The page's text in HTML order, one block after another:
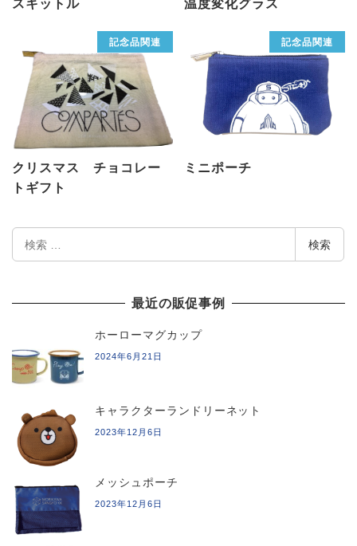
スキットル 温度変化グラス
記念品関連
クリスマス チョコレー
トギフト
記念品関連
ミニポーチ
索
検索
最近の販促事例
ホーローマグカップ
2024年6月21日
キャラクターランドリーネット
2023年12月6日
メッシュポーチ
2023年12月6日